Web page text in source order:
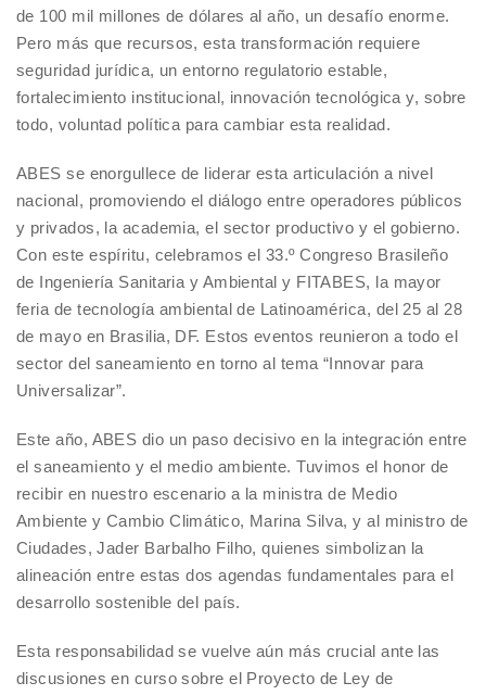
de 100 mil millones de dólares al año, un desafío enorme.
Pero más que recursos, esta transformación requiere
seguridad jurídica, un entorno regulatorio estable,
fortalecimiento institucional, innovación tecnológica y, sobre
todo, voluntad política para cambiar esta realidad.
ABES se enorgullece de liderar esta articulación a nivel
nacional, promoviendo el diálogo entre operadores públicos
y privados, la academia, el sector productivo y el gobierno.
Con este espíritu, celebramos el 33.º Congreso Brasileño
de Ingeniería Sanitaria y Ambiental y FITABES, la mayor
feria de tecnología ambiental de Latinoamérica, del 25 al 28
de mayo en Brasilia, DF. Estos eventos reunieron a todo el
sector del saneamiento en torno al tema “Innovar para
Universalizar”.
Este año, ABES dio un paso decisivo en la integración entre
el saneamiento y el medio ambiente. Tuvimos el honor de
recibir en nuestro escenario a la ministra de Medio
Ambiente y Cambio Climático, Marina Silva, y al ministro de
Ciudades, Jader Barbalho Filho, quienes simbolizan la
alineación entre estas dos agendas fundamentales para el
desarrollo sostenible del país.
Esta responsabilidad se vuelve aún más crucial ante las
discusiones en curso sobre el Proyecto de Ley de